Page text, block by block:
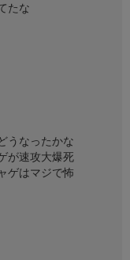
たな
うなったかな
が速攻大爆死
ゲはマジで怖